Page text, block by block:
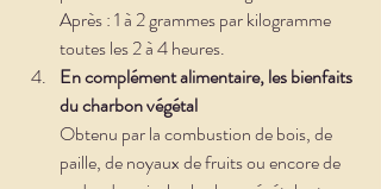
Après : 1 à 2 grammes par kilogramme
toutes les 2 à 4 heures.
En complément alimentaire, les bienfaits
du charbon végétal
Obtenu par la combustion de bois, de
paille, de noyaux de fruits ou encore de